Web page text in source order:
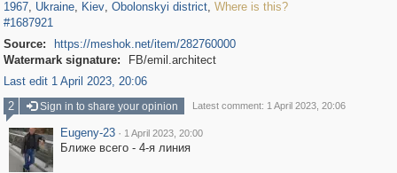
1967, Ukraine, Kiev, Obolonskyi district, Where is this?
#1687921
Source:
https://meshok.net/item/282760000
Watermark signature:
FB/emil.architect
Last edit 1 April 2023, 20:06
2
Sign in to share your opinion Latest comment: 1 April 2023, 20:06
Eugeny-23 · 1 April 2023, 20:00
Ближе всего - 4-я линия